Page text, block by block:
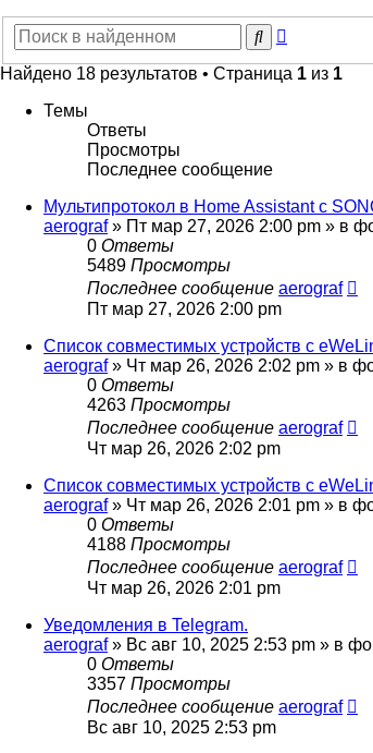
Поиск
Найдено 18 результатов • Страница 1 из 1
Темы
Ответы
Просмотры
Последнее сообщение
Мультипротокол в Home Assistant с
aerograf» Пт мар 27, 2026 2:00 pm » в
0 Ответы
5489 Просмотры
Последнее сообщение aerograf
Пт мар 27, 2026 2:00 pm
Список совместимых устройств с
aerograf» Чт мар 26, 2026 2:02 pm » в
0 Ответы
4263 Просмотры
Последнее сообщение aerograf
Чт мар 26, 2026 2:02 pm
Список совместимых устройств с
aerograf» Чт мар 26, 2026 2:01 pm » в
0 Ответы
4188 Просмотры
Последнее сообщение aerograf
Чт мар 26, 2026 2:01 pm
Уведомления в Telegram.
aerograf» Вс авг 10, 2025 2:53 pm » в
0 Ответы
3357 Просмотры
Последнее сообщение aerograf
Вс авг 10, 2025 2:53 pm